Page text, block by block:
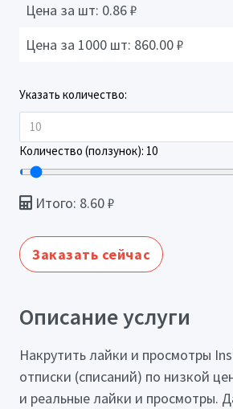
Цена за шт: 0.86₽
Цена за 1000 шт: 860.00₽
Указать количество:
Количество (ползунок): 10
Итого: 8.60₽
Заказать сейчас
Описание услуги
Накрутить лайки и просмотры
отписки (списаний) по низкой
и реальные лайки и просмотры.